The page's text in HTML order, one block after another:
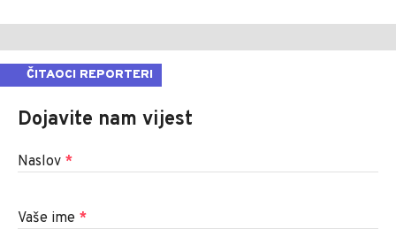
ČITAOCI REPORTERI
Dojavite nam vijest
Naslov *
Vaše ime *